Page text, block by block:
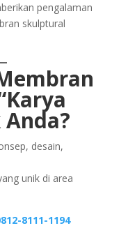
pengalaman
skulptural
Anda?
desain,
unik di area
8111-1194